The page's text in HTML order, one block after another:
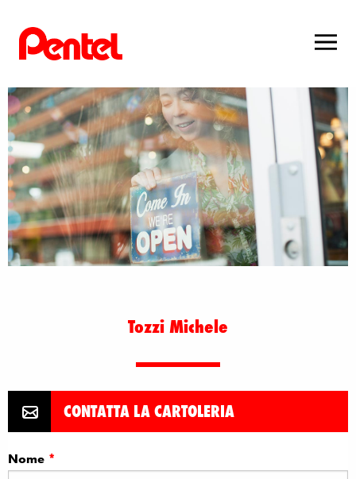
Tozzi Michele
CONTATTA LA CARTOLERIA
Leave
Nome *